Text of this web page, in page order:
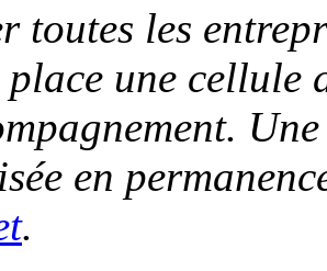
toutes les
place une cellule
en
.